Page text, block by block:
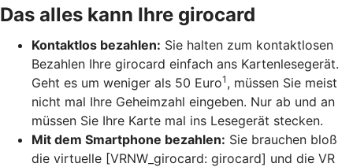
Das alles kann Ihre girocard
Kontaktlos bezahlen: Sie halten zum kontaktlosen
Bezahlen Ihre girocard einfach ans Kartenlesegerät.
Geht es um weniger als 50 Euro1 , müssen Sie meist
nicht mal Ihre Geheimzahl eingeben. Nur ab und an
müssen Sie Ihre Karte mal ins Lesegerät stecken.
Mit dem Smartphone bezahlen: Sie brauchen bloß
die virtuelle [VRNW_girocard: girocard] und die VR